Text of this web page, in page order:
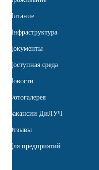
Питание
Инфраструктура
Документы
Доступная среда
Новости
Фотогалерея
Вакансии ДиЛУЧ
Отзывы
Для предприятий